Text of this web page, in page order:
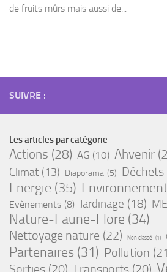
de fruits mûrs mais aussi de...
SUIVRE :
Les articles par catégorie
Actions (28) AG (10) Ahvenir
Climat (13) Diaporama (5) Déchets
Energie (35)
Evènements (8) Jardinage (18)
Nature-Faune-Flore (34)
Nettoyage nature (22) Non classé (1)
Partenaires (31) Pollution